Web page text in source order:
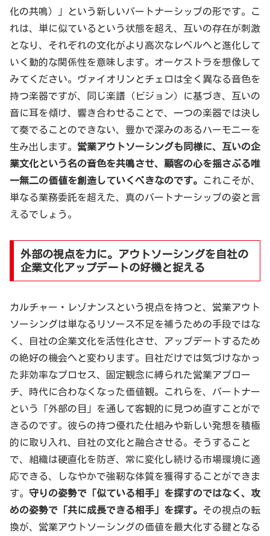
化の共鳴）」という新しいパートナーシップの形です。こ
れは、単に似ているという状態を超え、互いの存在が刺激
となり、それぞれの文化がより高次なレベルへと進化して
いく動的な関係性を意味します。オーケストラを想像して
みてください。ヴァイオリンとチェロは全く異なる音色を
持つ楽器ですが、同じ楽譜（ビジョン）に基づき、互いの
音に耳を傾け、響き合わせることで、一つの楽器では決し
て奏でることのできない、豊かで深みのあるハーモニーを
生み出します。 営業アウトソーシングも同様に、互いの企
業文化という名の音色を共鳴させ、顧客の心を揺さぶる唯
一無二の価値を創造していくべきなのです。
これこそが、
単なる業務委託を超えた、真のパートナーシップの姿と言
えるでしょう。
外部の視点を力に。アウトソーシングを自社の
企業文化アップデートの好機と捉える
カルチャー・レゾナンスという視点を持つと、営業アウト
ソーシングは単なるリソース不足を補うための手段ではな
く、自社の企業文化を活性化させ、アップデートするため
の絶好の機会へと変わります。自社だけでは気づけなかっ
た非効率なプロセス、固定観念に縛られた営業アプロー
チ、時代に合わなくなった価値観。これらを、パートナー
という「外部の目」を通して客観的に見つめ直すことがで
きるのです。彼らの持つ優れた仕組みや新しい発想を積極
的に取り入れ、自社の文化と融合させる。そうすること
で、組織は硬直化を防ぎ、常に変化し続ける市場環境に適
応できる、しなやかで強靭な体質を獲得することができま
す。 守りの姿勢で「似ている相手」を探すのではなく、攻
めの姿勢で「共に成長できる相手」を探す。 その視点の転
換が、営業アウトソーシングの価値を最大化する鍵となる